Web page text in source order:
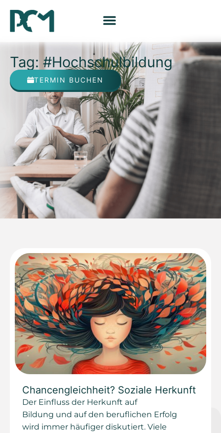
Tag: #Hochschulbildung
TERMIN BUCHEN
Chancengleichheit? Soziale Herkunft
Der Einfluss der Herkunft auf
Bildung und auf den beruflichen Erfolg
wird immer häufiger diskutiert. Viele